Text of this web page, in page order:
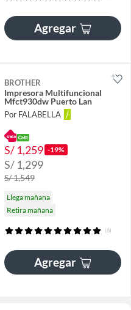
Agregar
BROTHER
Impresora Multifuncional
Mfct930dw Puerto Lan
Por FALABELLA
S/ 1,259 -19%
S/ 1,299
S/ 1,549
Llega mañana
Retira mañana
(6)
Agregar